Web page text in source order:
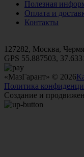
Полезная
Оплата и
Контакты
127282, Москва,
GPS 55.887503,
«МазГарант» © 2026
Политика
Создание и